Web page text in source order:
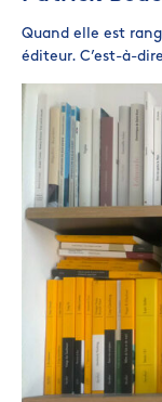
Quand elle est
éditeur. C’est-à-